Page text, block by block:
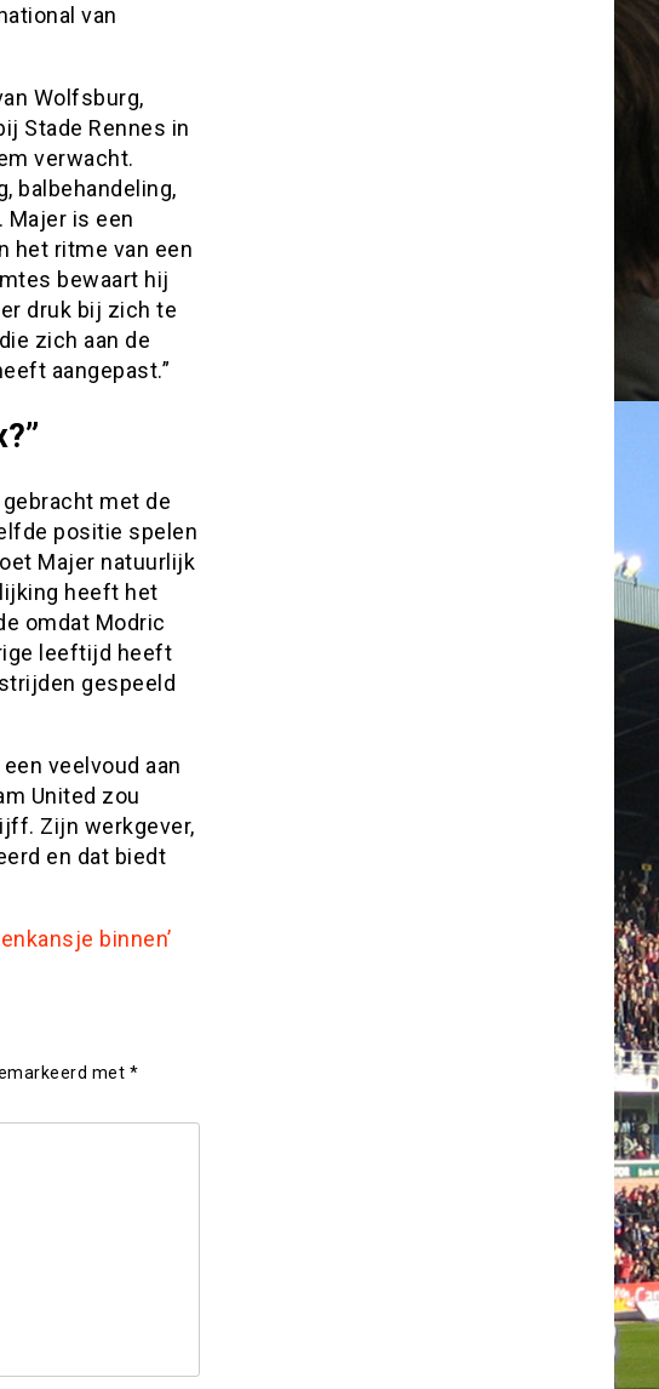
van
Wolfsburg,
Stade Rennes in
verwacht.
balbehandeling,
Majer is een
het ritme van een
bewaart hij
druk bij zich te
zich aan de
aangepast.”
met de
positie spelen
Majer natuurlijk
heeft het
omdat Modric
leeftijd heeft
gespeeld
veelvoud aan
United zou
Zijn werkgever,
en dat biedt
binnen’
met *